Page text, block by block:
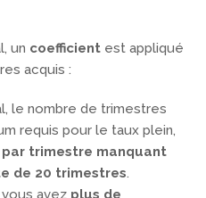
un coefficient est appliqué
acquis :
le nombre de trimestres
requis pour le taux plein,
par trimestre manquant
de 20 trimestres.
vous avez plus de